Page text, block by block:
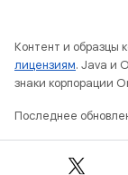
Контент и образцы
лицензиям. Java и
знаки корпорации
Последнее